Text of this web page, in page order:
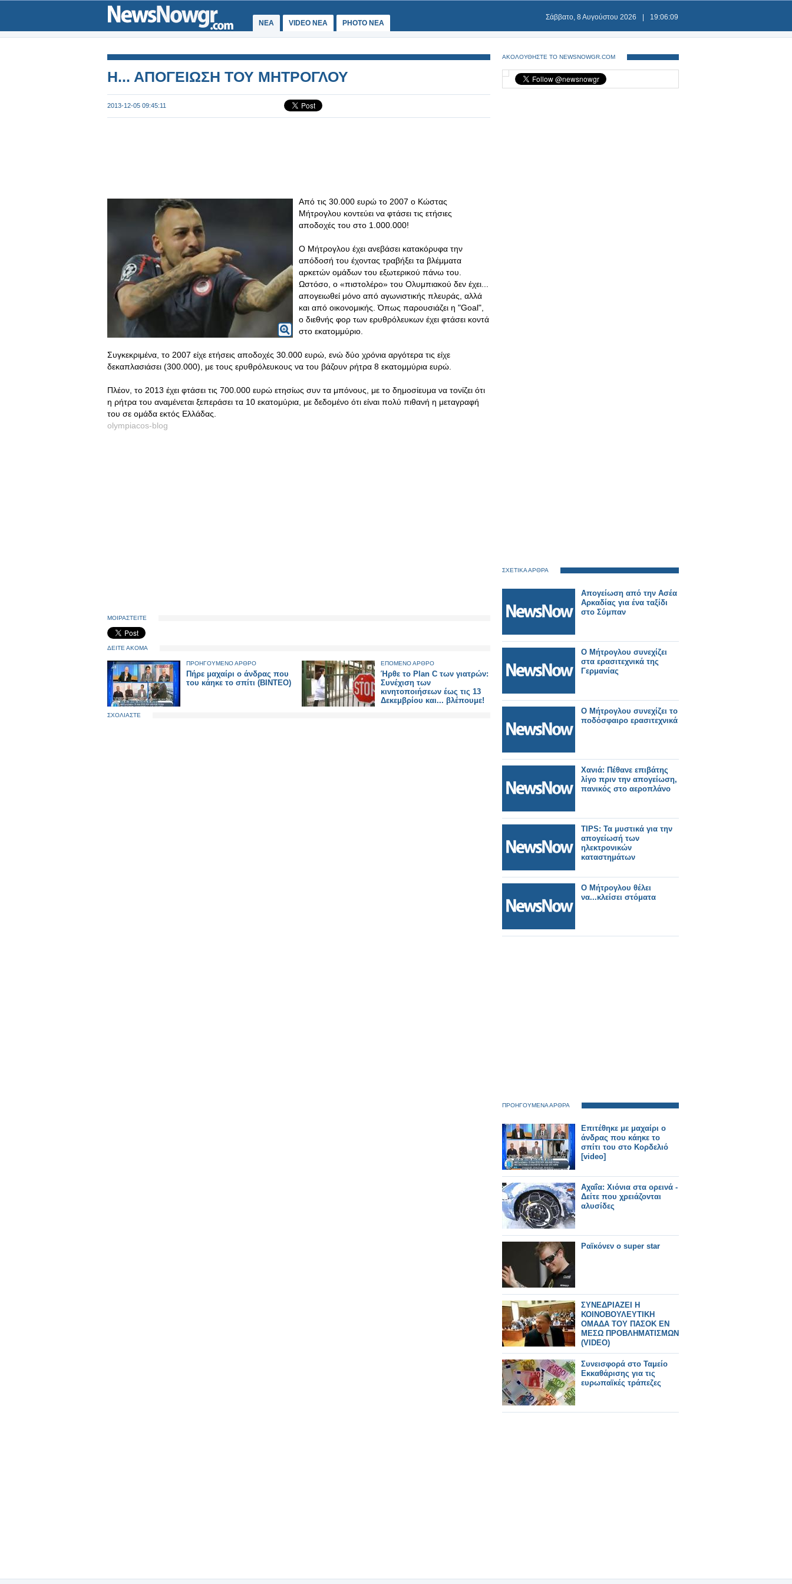
ΝΕΑ VIDEO NEA PHOTO NEA
Σάββατο, 8 Αυγούστου 2026 19:06:09
Η... ΑΠΟΓΕΙΩΣΗ ΤΟΥ ΜΗΤΡΟΓΛΟΥ
2013-12-05 09:45:11
Από τις 30.000 ευρώ το 2007 ο Κώστας
Μήτρογλου κοντεύει να φτάσει τις ετήσιες
αποδοχές του στο 1.000.000!
Ο Μήτρογλου έχει ανεβάσει κατακόρυφα την
απόδοσή του έχοντας τραβήξει τα βλέμματα
αρκετών ομάδων του εξωτερικού πάνω του.
Ωστόσο, ο «πιστολέρο» του Ολυμπιακού δεν έχει...
απογειωθεί μόνο από αγωνιστικής πλευράς, αλλά
και από οικονομικής. Όπως παρουσιάζει η "Goal",
ο διεθνής φορ των ερυθρόλευκων έχει φτάσει κοντά
στο εκατομμύριο.
Συγκεκριμένα, το 2007 είχε ετήσεις αποδοχές 30.000 ευρώ, ενώ δύο χρόνια αργότερα τις είχε
δεκαπλασιάσει (300.000), με τους ερυθρόλευκους να του βάζουν ρήτρα 8 εκατομμύρια ευρώ.
Πλέον, το 2013 έχει φτάσει τις 700.000 ευρώ ετησίως συν τα μπόνους, με το δημοσίευμα να τονίζει ότι
η ρήτρα του αναμένεται ξεπεράσει τα 10 εκατομύρια, με δεδομένο ότι είναι πολύ πιθανή η μεταγραφή
του σε ομάδα εκτός Ελλάδας.
olympiacos-blog
ΜΟΙΡΑΣΤΕΙΤΕ
ΔΕΙΤΕ ΑΚΟΜΑ
ΠΡΟΗΓΟΥΜΕΝΟ ΑΡΘΡΟ
Πήρε μαχαίρι ο άνδρας που
του κάηκε το σπίτι (ΒΙΝΤΕΟ)
ΕΠΟΜΕΝΟ ΑΡΘΡΟ
Ήρθε το Plan C των γιατρών:
Συνέχιση των
κινητοποιήσεων έως τις 13
Δεκεμβρίου και... βλέπουμε!
ΣΧΟΛΙΑΣΤΕ
ΑΚΟΛΟΥΘΗΣΤΕ ΤΟ NEWSNOWGR.COM
ΣΧΕΤΙΚΑ ΑΡΘΡΑ
Απογείωση από την Ασέα
Αρκαδίας για ένα ταξίδι
στο Σύμπαν
Ο Μήτρογλου συνεχίζει
στα ερασιτεχνικά της
Γερμανίας
Ο Μήτρογλου συνεχίζει το
ποδόσφαιρο ερασιτεχνικά
Χανιά: Πέθανε επιβάτης
λίγο πριν την απογείωση,
πανικός στο αεροπλάνο
TIPS: Τα μυστικά για την
απογείωσή των
ηλεκτρονικών
καταστημάτων
Ο Μήτρογλου θέλει
να...κλείσει στόματα
ΠΡΟΗΓΟΥΜΕΝΑ ΑΡΘΡΑ
Επιτέθηκε με μαχαίρι ο
άνδρας που κάηκε το
σπίτι του στο Κορδελιό
[video]
Αχαΐα: Χιόνια στα ορεινά -
Δείτε που χρειάζονται
αλυσίδες
Ραϊκόνεν ο super star
ΣΥΝΕΔΡΙΑΖΕΙ Η
ΚΟΙΝΟΒΟΥΛΕΥΤΙΚΗ
ΟΜΑΔΑ ΤΟΥ ΠΑΣΟΚ ΕΝ
ΜΕΣΩ ΠΡΟΒΛΗΜΑΤΙΣΜΩΝ
(VIDEO)
Συνεισφορά στο Ταμείο
Εκκαθάρισης για τις
ευρωπαϊκές τράπεζες